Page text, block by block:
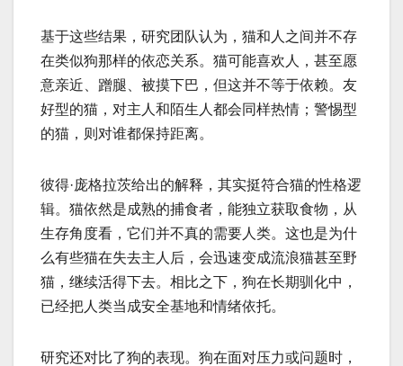
基于这些结果，研究团队认为，猫和人之间并不存
在类似狗那样的依恋关系。猫可能喜欢人，甚至愿
意亲近、蹭腿、被摸下巴，但这并不等于依赖。友
好型的猫，对主人和陌生人都会同样热情；警惕型
的猫，则对谁都保持距离。
彼得·庞格拉茨给出的解释，其实挺符合猫的性格逻
辑。猫依然是成熟的捕食者，能独立获取食物，从
生存角度看，它们并不真的需要人类。这也是为什
么有些猫在失去主人后，会迅速变成流浪猫甚至野
猫，继续活得下去。相比之下，狗在长期驯化中，
已经把人类当成安全基地和情绪依托。
研究还对比了狗的表现。狗在面对压力或问题时，